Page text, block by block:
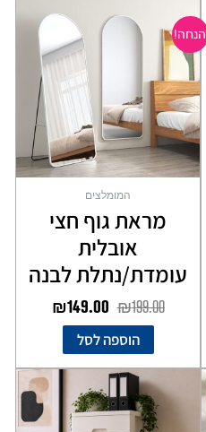
הנחה!
המומלצים
מראת גוף חצי
אובלית
עומדת/נתלת לבנה
₪199.00
המקורי
היה:
₪199.00.
₪149.00
הנוכחי
הוא:
הוספה לסל